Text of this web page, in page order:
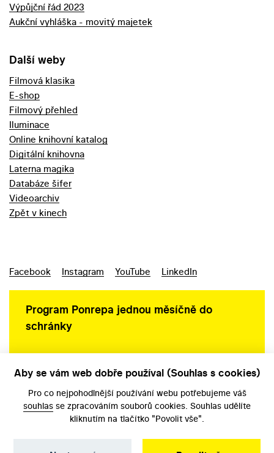
Výpůjční řád 2023
Aukční vyhláška - movitý majetek
Další weby
Filmová klasika
E-shop
Filmový přehled
Iluminace
Online knihovní katalog
Digitální knihovna
Laterna magika
Databáze šifer
Videoarchiv
Zpět v kinech
Facebook Instagram YouTube LinkedIn
Program Ponrepa jednou měsíčně do
schránky
Aby se vám web dobře používal (Souhlas s cookies)
Pro co nejpohodlnější používání webu potřebujeme váš
souhlas se zpracováním souborů cookies. Souhlas udělíte
kliknutím na tlačítko "Povolit vše".